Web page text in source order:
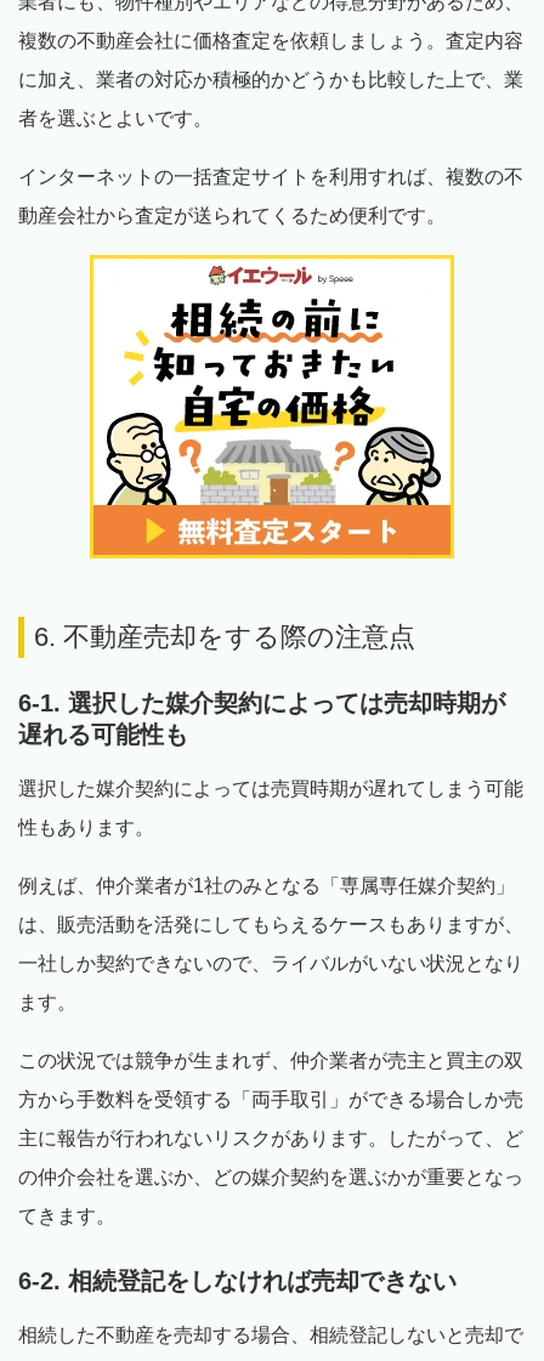
複数の不動産会社に価格査定を依頼しましょう。査定内容
に加え、業者の対応か積極的かどうかも比較した上で、業
者を選ぶとよいです。
インターネットの一括査定サイトを利用すれば、複数の不
動産会社から査定が送られてくるため便利です。
6. 不動産売却をする際の注意点
6-1. 選択した媒介契約によっては売却時期が
遅れる可能性も
選択した媒介契約によっては売買時期が遅れてしまう可能
性もあります。
例えば、仲介業者が1社のみとなる「専属専任媒介契約」
は、販売活動を活発にしてもらえるケースもありますが、
一社しか契約できないので、ライバルがいない状況となり
ます。
この状況では競争が生まれず、仲介業者が売主と買主の双
方から手数料を受領する「両手取引」ができる場合しか売
主に報告が行われないリスクがあります。したがって、ど
の仲介会社を選ぶか、どの媒介契約を選ぶかが重要となっ
てきます。
6-2. 相続登記をしなければ売却できない
相続した不動産を売却する場合、相続登記しないと売却で